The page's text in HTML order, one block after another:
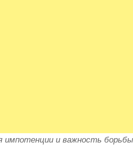
импотенции и важность